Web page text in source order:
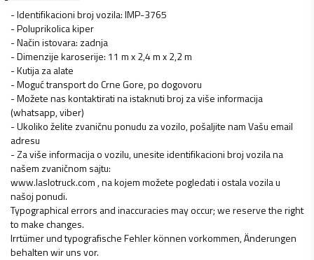
- Identifikacioni broj vozila: IMP-3765
- Poluprikolica kiper
- Način istovara: zadnja
- Dimenzije karoserije: 11 m x 2,4 m x 2,2 m
- Kutija za alate
- Moguć transport do Crne Gore, po dogovoru
- Možete nas kontaktirati na istaknuti broj za više informacija
(whatsapp, viber)
- Ukoliko želite zvaničnu ponudu za vozilo, pošaljite nam Vašu email
adresu
- Za više informacija o vozilu, unesite identifikacioni broj vozila na
našem zvaničnom sajtu:
www.laslotruck.com , na kojem možete pogledati i ostala vozila u
našoj ponudi.
Typographical errors and inaccuracies may occur; we reserve the right
to make changes.
Irrtümer und typografische Fehler können vorkommen, Änderungen
behalten wir uns vor.